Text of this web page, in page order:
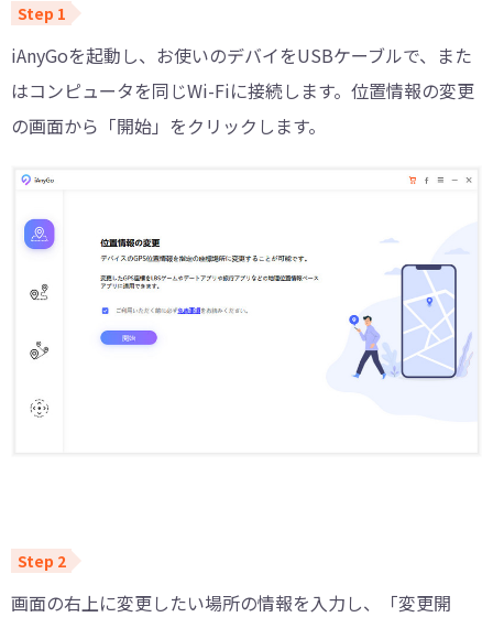
iAnyGoを起動し、お使いのデバイをUSBケーブルで、また
はコンピュータを同じWi-Fiに接続します。位置情報の変更
の画面から「開始」をクリックします。
画面の右上に変更したい場所の情報を入力し、「変更開